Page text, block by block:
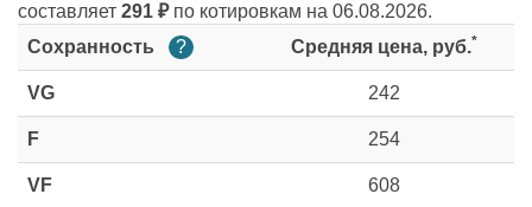
составляет 291 ₽по котировкам на 06.08.2026.
Сохранность
? Средняя цена, руб.*
VG 242
F 254
VF 608